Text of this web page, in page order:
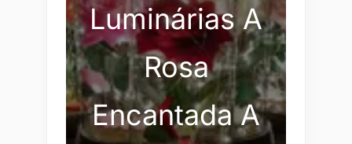
Luminárias A
Rosa
Encantada A